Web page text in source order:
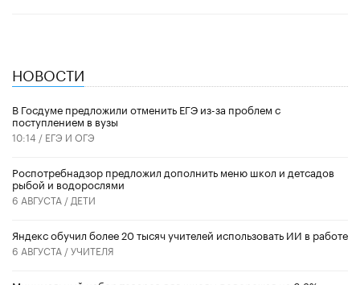
НОВОСТИ
В Госдуме предложили отменить ЕГЭ из-за проблем с
поступлением в вузы
10:14 / ЕГЭ И ОГЭ
Роспотребнадзор предложил дополнить меню школ и детсадов
рыбой и водорослями
6 АВГУСТА / ДЕТИ
​Яндекс обучил более 20 тысяч учителей использовать ИИ в работе
6 АВГУСТА /УЧИТЕЛЯ